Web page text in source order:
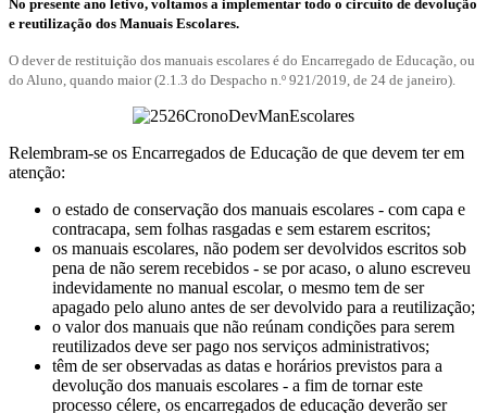
No presente ano letivo, voltamos a implementar todo o circuito de devolução
e reutilização dos Manuais Escolares.
O dever de restituição dos manuais escolares é do Encarregado de Educação, ou
do Aluno, quando maior (2.1.3 do Despacho n.º 921/2019, de 24 de janeiro).
Relembram-se os Encarregados de Educação de que devem ter em
atenção:
o estado de conservação dos manuais escolares - com capa e
contracapa, sem folhas rasgadas e sem estarem escritos;
os manuais escolares, não podem ser devolvidos escritos sob
pena de não serem recebidos - se por acaso, o aluno escreveu
indevidamente no manual escolar, o mesmo tem de ser
apagado pelo aluno antes de ser devolvido para a reutilização;
o valor dos manuais que não reúnam condições para serem
reutilizados deve ser pago nos serviços administrativos;
têm de ser observadas as datas e horários previstos para a
devolução dos manuais escolares - a fim de tornar este
processo célere, os encarregados de educação deverão ser